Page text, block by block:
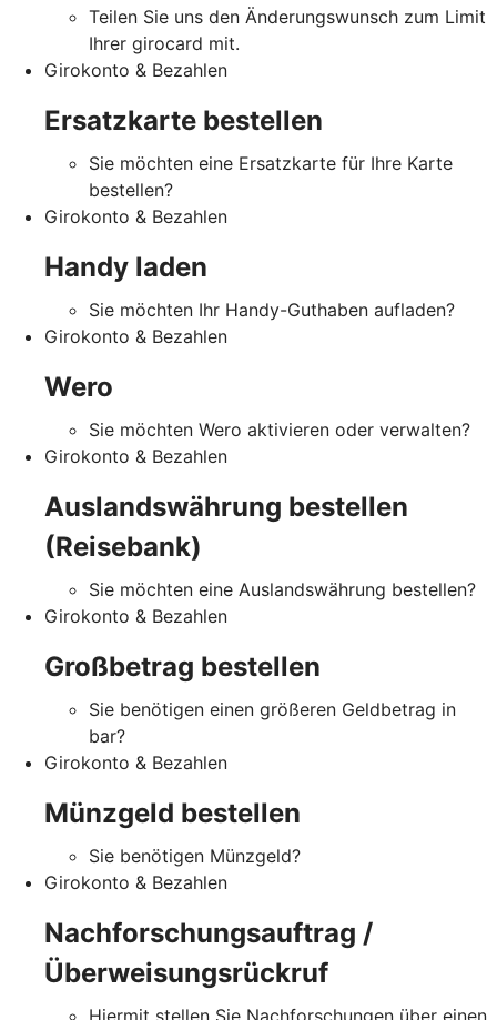
Teilen Sie uns den Änderungswunsch zum Limit
Ihrer girocard mit.
Girokonto & Bezahlen
Ersatzkarte bestellen
Sie möchten eine Ersatzkarte für Ihre Karte
bestellen?
Girokonto & Bezahlen
Handy laden
Sie möchten Ihr Handy-Guthaben aufladen?
Girokonto & Bezahlen
Wero
Sie möchten Wero aktivieren oder verwalten?
Girokonto & Bezahlen
Auslandswährung bestellen
(Reisebank)
Sie möchten eine Auslandswährung bestellen?
Girokonto & Bezahlen
Großbetrag bestellen
Sie benötigen einen größeren Geldbetrag in
bar?
Girokonto & Bezahlen
Münzgeld bestellen
Sie benötigen Münzgeld?
Girokonto & Bezahlen
Nachforschungsauftrag /
Überweisungsrückruf
Hiermit stellen Sie Nachforschungen über einen